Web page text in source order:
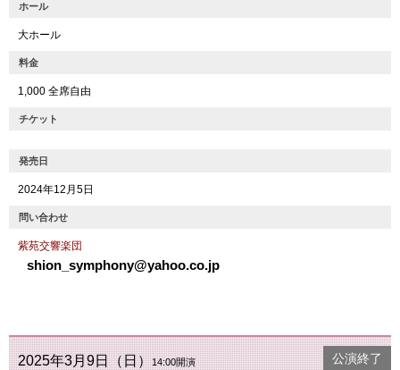
ホール
大ホール
料金
1,000 全席自由
チケット
発売日
2024年12月5日
問い合わせ
紫苑交響楽団
shion_symphony@yahoo.co.jp
2025年3月9日（日）14:00開演 公演終了